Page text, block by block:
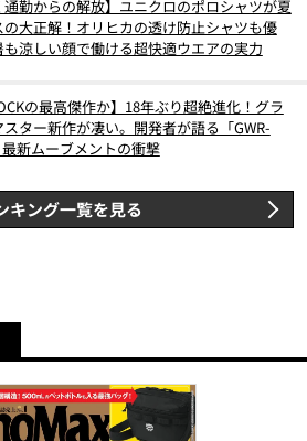
通勤からの解放】ユニクロのポロシャツが夏
の大正解！オリヒカの透け防止シャツも優
涼しい顔で働ける超快適ウエアの実力
の最高傑作か】18年ぶり超絶進化！グラ
スター新作が凄い。開発者が語る「GWR-
新ムーブメントの衝撃
キング一覧を見る